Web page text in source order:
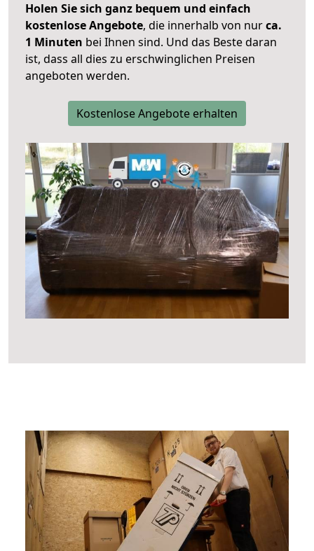
Holen Sie sich ganz bequem und einfach
kostenlose Angebote, die innerhalb von nurca.
1 Minuten bei Ihnen sind. Und das Beste daran
ist, dass all dies zu erschwinglichen Preisen
angeboten werden.
Kostenlose Angebote erhalten